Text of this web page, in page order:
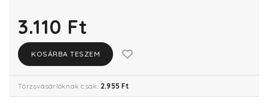
3.110 Ft
KOSÁRBA TESZEM
Törzsvásárlóknak csak: 2.955 Ft